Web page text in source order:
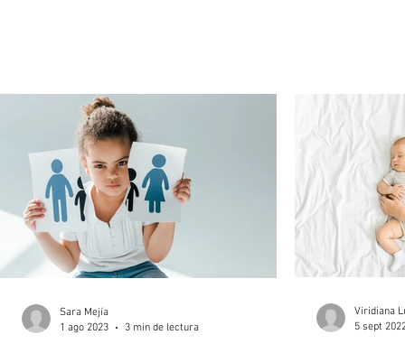
Sara Mejía
1 ago 2023
3 min de lectura
Viridiana
5 sept